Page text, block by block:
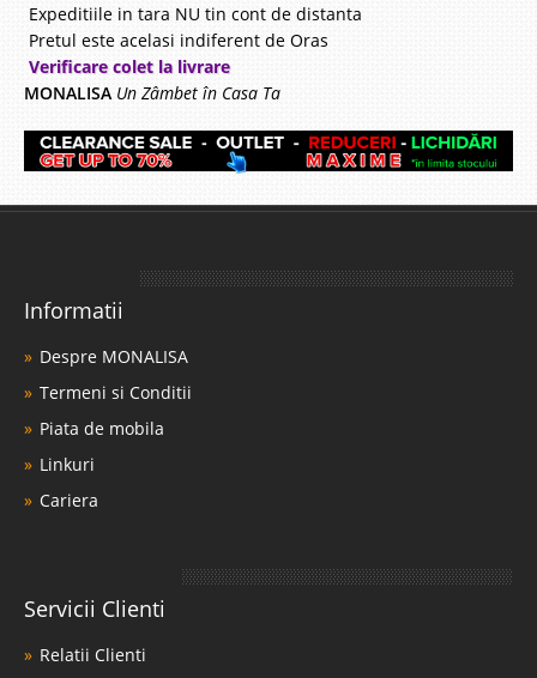
Expeditiile in tara NU tin cont de distanta
Pretul este acelasi indiferent de Oras
Verificare colet la livrare
MONALISA Un Zâmbet în Casa Ta
Informatii
Despre MONALISA
Termeni si Conditii
Piata de mobila
Linkuri
Cariera
Servicii Clienti
Relatii Clienti